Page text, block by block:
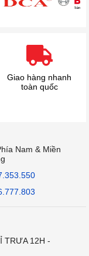
Giao hàng nhanh
toàn quốc
Nam & Miền
TRƯA 12H -